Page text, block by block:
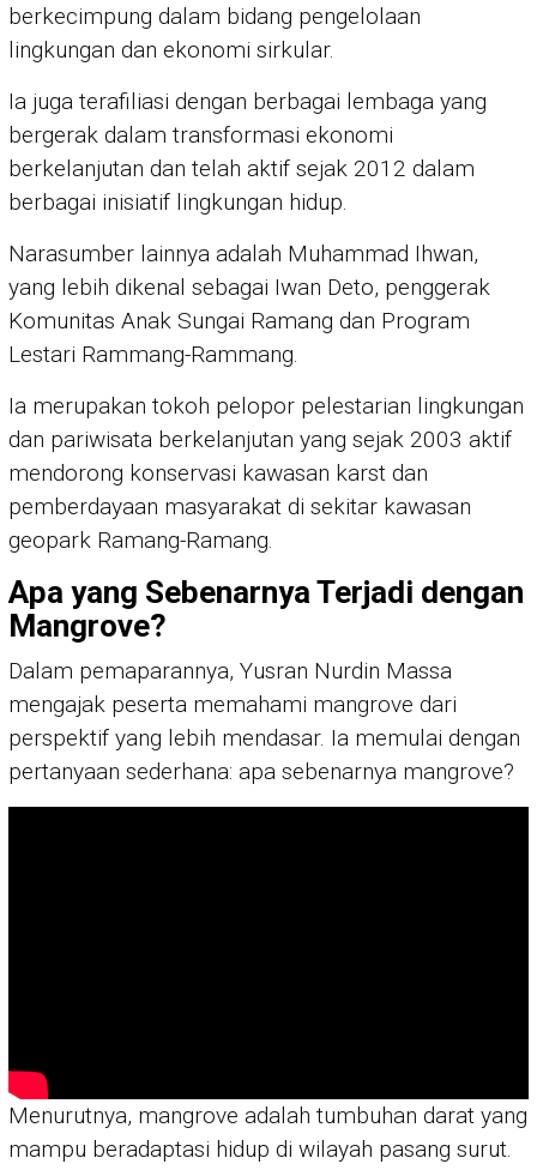
berkecimpung dalam bidang pengelolaan
lingkungan dan ekonomi sirkular.
Ia juga terafiliasi dengan berbagai lembaga yang
bergerak dalam transformasi ekonomi
berkelanjutan dan telah aktif sejak 2012 dalam
berbagai inisiatif lingkungan hidup.
Narasumber lainnya adalah Muhammad Ihwan,
yang lebih dikenal sebagai Iwan Deto, penggerak
Komunitas Anak Sungai Ramang dan Program
Lestari Rammang-Rammang.
Ia merupakan tokoh pelopor pelestarian lingkungan
dan pariwisata berkelanjutan yang sejak 2003 aktif
mendorong konservasi kawasan karst dan
pemberdayaan masyarakat di sekitar kawasan
geopark Ramang-Ramang.
Apa yang Sebenarnya Terjadi dengan
Mangrove?
Dalam pemaparannya, Yusran Nurdin Massa
mengajak peserta memahami mangrove dari
perspektif yang lebih mendasar. Ia memulai dengan
pertanyaan sederhana: apa sebenarnya mangrove?
Menurutnya, mangrove adalah tumbuhan darat yang
mampu beradaptasi hidup di wilayah pasang surut.